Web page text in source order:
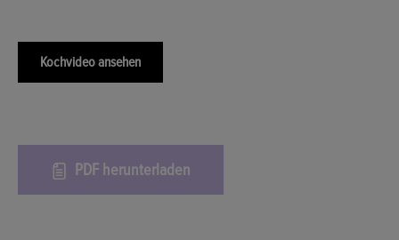
Kochvideo ansehen
PDF herunterladen